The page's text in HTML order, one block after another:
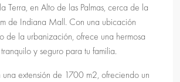
Terra, en Alto de las Palmas, cerca de la
de Indiana Mall. Con una ubicación
de la urbanización, ofrece una hermosa
y seguro para tu familia.
una extensión de 1700 m2, ofreciendo un